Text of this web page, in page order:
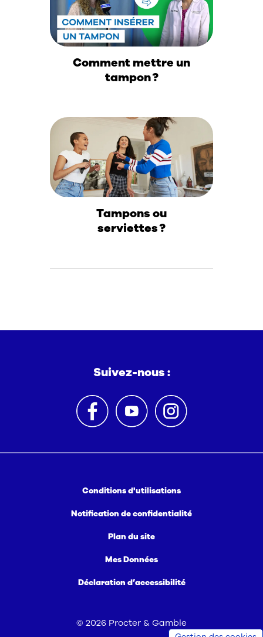
Comment mettre un
tampon ?
Tampons ou
serviettes ?
Suivez-nous :
Conditions d'utilisations
Notification de confidentialité
Plan du site
Mes Données
Déclaration d’accessibilité
© 2026 Procter & Gamble